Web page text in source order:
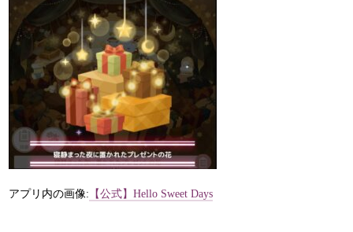
アプリ内の画像: 【公式】Hello Sweet Days